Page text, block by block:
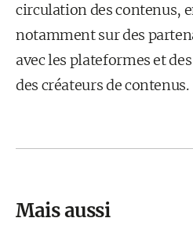
circulation des contenus,
notamment sur des
avec les plateformes et
des créateurs de contenus.
Mais aussi